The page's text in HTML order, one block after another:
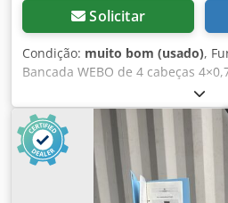
pesadas Jungheinrich) •
4209, Schäfer EK 113, Schäfer RK
3214, UTZ SILAFIX 3Z, EF 3120, EF
oscilante (Elvedi Kragarmregale,
Meta, Bito, Galler, Nedcon, Voest
Ramada, Bauer, Ohrner 🔨 NOSSA
ATUAÇÃO: LEILÕES ONLINE E
desmontagem e desocupação,
completo: 1. Compra a preço fixo:
equipamentos e todo o estoque,
Solicitar
Condição: muito bom (usado),
Bancada WEBO de 4 cabeças